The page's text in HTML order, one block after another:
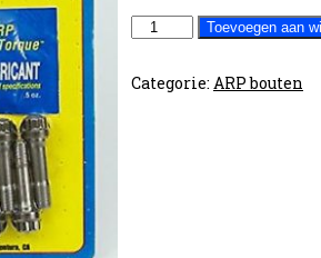
ARP
3/8
Toevoegen aan
Categorie: ARP bouten